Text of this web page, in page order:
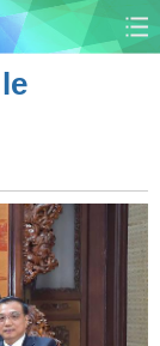
SPORTS